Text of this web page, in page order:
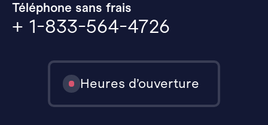
Téléphone sans frais
+ 1-833-564-4726
Heures d’ouverture